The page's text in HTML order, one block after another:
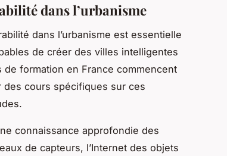
dans l’urbanisme
dans l’urbanisme est essentielle
de créer des villes intelligentes
formation en France commencent
cours spécifiques sur ces
connaissance approfondie des
de capteurs, l’Internet des objets